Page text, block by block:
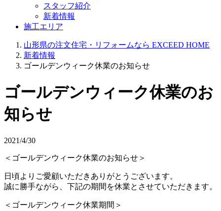
スタッフ紹介
新着情報
施工エリア
山形県の注文住宅・リフォームなら EXCEED HOME
新着情報
ゴールデンウィーク休業のお知らせ
ゴールデンウィーク休業のお
知らせ
2021/4/30
＜ゴールデンウィーク休業のお知らせ＞
日頃よりご愛顧いただきありがとうございます。
誠に勝手ながら、下記の期間を休業とさせていただきます。
＜ゴールデンウィーク休業期間＞